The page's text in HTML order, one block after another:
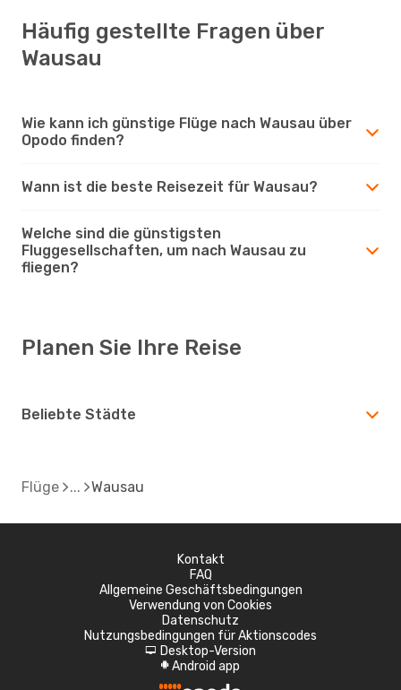
Häufig gestellte Fragen über
Wausau
Wie kann ich günstige Flüge nach Wausau über
Opodo finden?
Wann ist die beste Reisezeit für Wausau?
Welche sind die günstigsten
Fluggesellschaften, um nach Wausau zu
fliegen?
Planen Sie Ihre Reise
Beliebte Städte
Flüge Wausau
Kontakt
FAQ
Allgemeine Geschäftsbedingungen
Verwendung von Cookies
Datenschutz
Nutzungsbedingungen für Aktionscodes
d Desktop-Version
A Android app